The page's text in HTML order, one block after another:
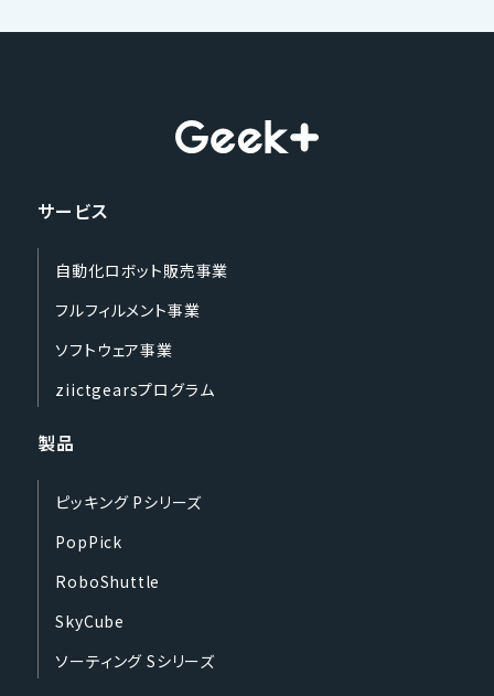
サービス
自動化ロボット販売事業
フルフィルメント事業
ソフトウェア事業
ziictgearsプログラム
製品
ピッキング Pシリーズ
PopPick
RoboShuttle
SkyCube
ソーティング Sシリーズ